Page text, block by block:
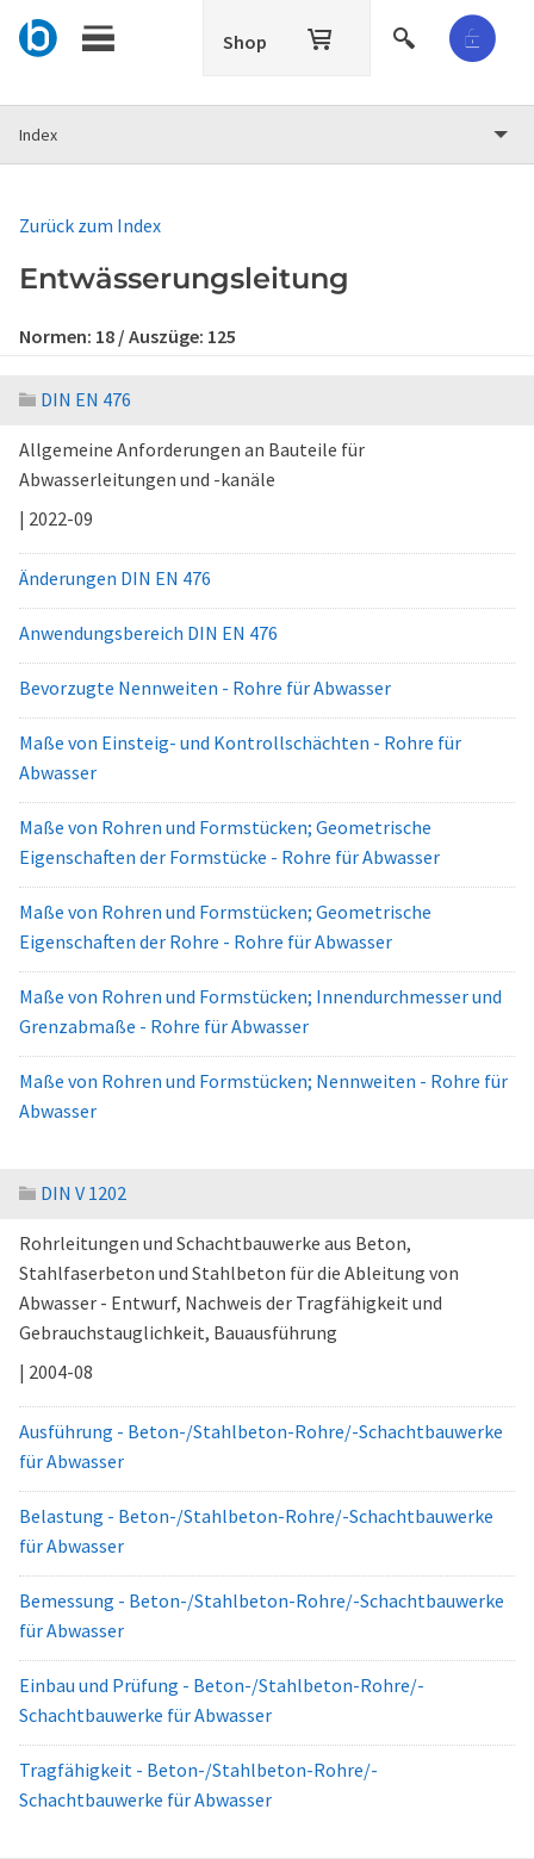
Shop
Index
Zurück zum Index
Entwässerungsleitung
Normen: 18 / Auszüge: 125
DIN EN 476
Allgemeine Anforderungen an Bauteile für
Abwasserleitungen und -kanäle
| 2022-09
Änderungen DIN EN 476
Anwendungsbereich DIN EN 476
Bevorzugte Nennweiten - Rohre für Abwasser
Maße von Einsteig- und Kontrollschächten - Rohre für
Abwasser
Maße von Rohren und Formstücken; Geometrische
Eigenschaften der Formstücke - Rohre für Abwasser
Maße von Rohren und Formstücken; Geometrische
Eigenschaften der Rohre - Rohre für Abwasser
Maße von Rohren und Formstücken; Innendurchmesser und
Grenzabmaße - Rohre für Abwasser
Maße von Rohren und Formstücken; Nennweiten - Rohre für
Abwasser
DIN V 1202
Rohrleitungen und Schachtbauwerke aus Beton,
Stahlfaserbeton und Stahlbeton für die Ableitung von
Abwasser - Entwurf, Nachweis der Tragfähigkeit und
Gebrauchstauglichkeit, Bauausführung
| 2004-08
Ausführung - Beton-/Stahlbeton-Rohre/-Schachtbauwerke
für Abwasser
Belastung - Beton-/Stahlbeton-Rohre/-Schachtbauwerke
für Abwasser
Bemessung - Beton-/Stahlbeton-Rohre/-Schachtbauwerke
für Abwasser
Einbau und Prüfung - Beton-/Stahlbeton-Rohre/-
Schachtbauwerke für Abwasser
Tragfähigkeit - Beton-/Stahlbeton-Rohre/-
Schachtbauwerke für Abwasser